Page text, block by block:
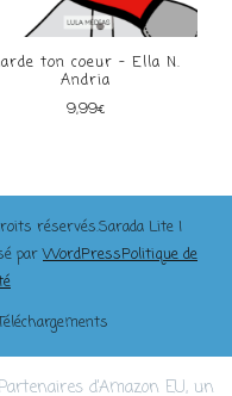
ton coeur – Ella N.
Andria
9,99€
réservés.Sarada Lite |
parWordPressPolitique de
d’Amazon EU, un